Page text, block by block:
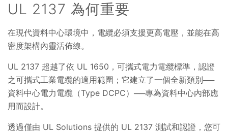
UL 2137 為何重要
在現代資料中心環境中，電纜必須支援更高電壓，並能在高
密度架構內靈活佈線。
UL 2137 超越了依 UL 1650，可攜式電力電纜標準，認證
之可攜式工業電纜的適用範圍；它建立了一個全新類別──
資料中心電力電纜（Type DCPC）──專為資料中心內部應
用而設計。
透過僅由 UL Solutions 提供的 UL 2137 測試和認證，您可